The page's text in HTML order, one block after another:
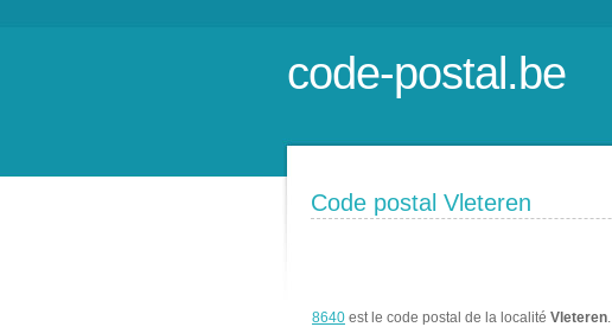
code-postal.be
Code postal Vleteren
8640 est le code postal de la localité Vleteren.